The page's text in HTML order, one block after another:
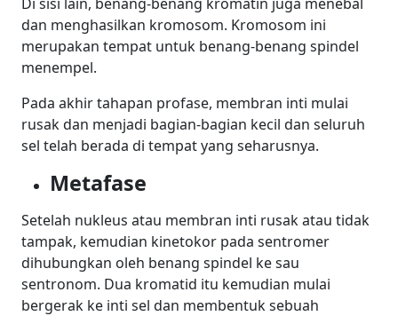
dan menghasilkan kromosom. Kromosom ini
merupakan tempat untuk benang-benang spindel
menempel.
Pada akhir tahapan profase, membran inti mulai
rusak dan menjadi bagian-bagian kecil dan seluruh
sel telah berada di tempat yang seharusnya.
Metafase
Setelah nukleus atau membran inti rusak atau tidak
tampak, kemudian kinetokor pada sentromer
dihubungkan oleh benang spindel ke sau
sentronom. Dua kromatid itu kemudian mulai
bergerak ke inti sel dan membentuk sebuah